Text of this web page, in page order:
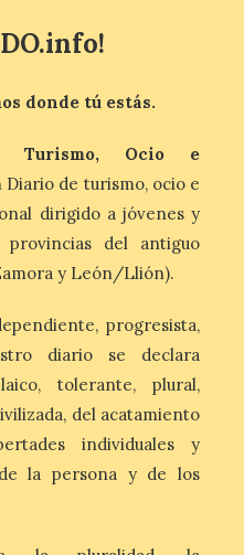
día 8
doce y
de
Castilla y
a
de La
a Arturo
como
Fiestas
este
en el
donde tú estás.
Turismo, Ocio e
Diario de turismo, ocio e
dirigido a jóvenes y
del antiguo
y León/Llión).
progresista,
diario se declara
tolerante, plural,
del acatamiento
individuales y
la persona y de los